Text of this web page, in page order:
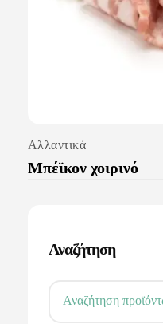
Μπέϊκον χοιρινό
Αλλαντικά
Αναζήτηση